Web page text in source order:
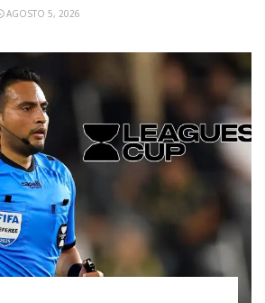
AGOSTO 5, 2026